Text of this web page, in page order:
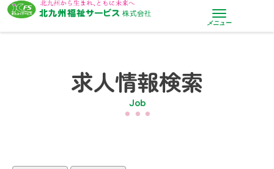
メニュー
求人情報検索
Job
・・・